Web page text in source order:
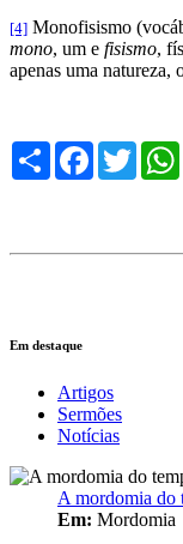
[4] Monofisismo
mono, um e fisismo,
apenas uma natureza,
Compartilhe
Facebook
Em destaque
Artigos
Sermões
Notícias
A mordomia do
Em: Mordomia